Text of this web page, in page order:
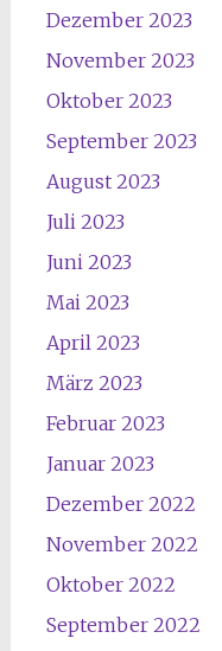
Dezember 2023
November 2023
Oktober 2023
September 2023
August 2023
Juli 2023
Juni 2023
Mai 2023
April 2023
März 2023
Februar 2023
Januar 2023
Dezember 2022
November 2022
Oktober 2022
September 2022